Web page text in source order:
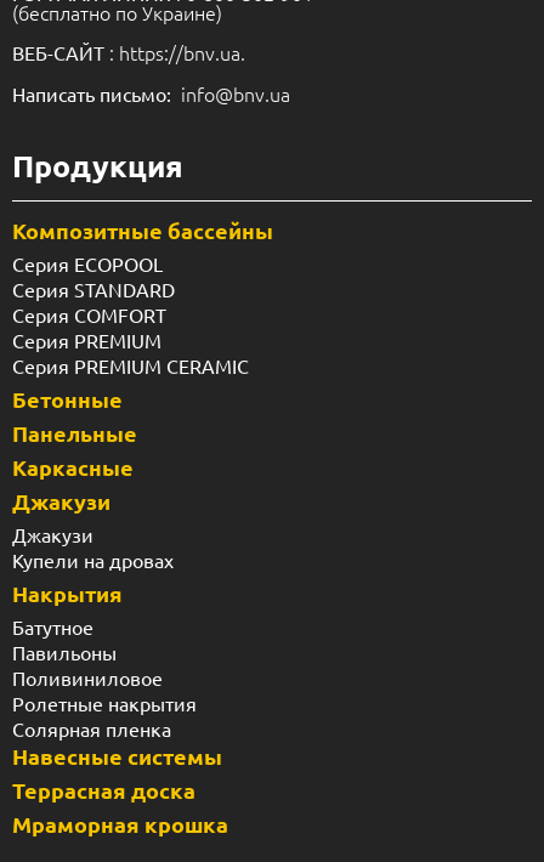
(бесплатно по Украине)
ВЕБ-САЙТ : https://bnv.ua.
Написать письмо: info@bnv.ua
Продукция
Композитные бассейны
Серия ECOPOOL
Серия STANDARD
Серия COMFORT
Серия PREMIUM
Серия PREMIUM CERAMIC
Бетонные
Панельные
Каркасные
Джакузи
Джакузи
Купели на дровах
Накрытия
Батутное
Павильоны
Поливиниловое
Ролетные накрытия
Солярная пленка
Навесные системы
Террасная доска
Мраморная крошка